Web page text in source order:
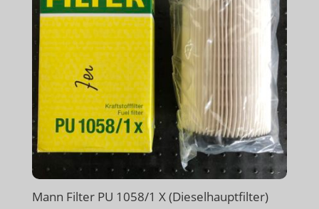
Mann Filter PU 1058/1 X (Dieselhauptfilter)